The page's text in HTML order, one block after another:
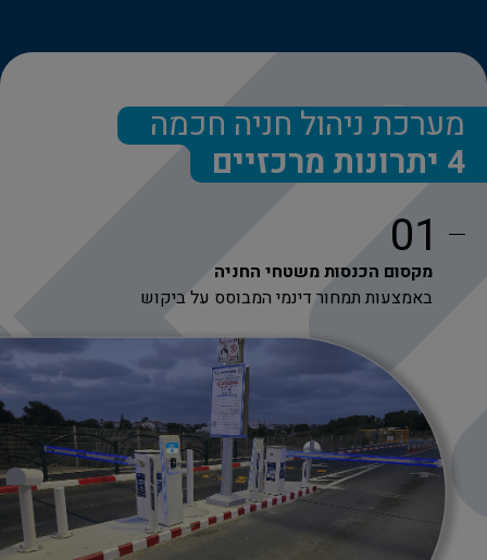
מערכת ניהול חניה חכמה
4 יתרונות מרכזיים
01
מקסום הכנסות משטחי החניה
באמצעות תמחור דינמי המבוסס על ביקוש